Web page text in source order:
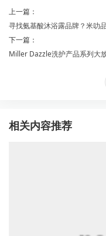
上一篇：
寻找氨基酸沐浴露品牌？米叻
下一篇：
Miller Dazzle洗护产品系列大
相关内容推荐